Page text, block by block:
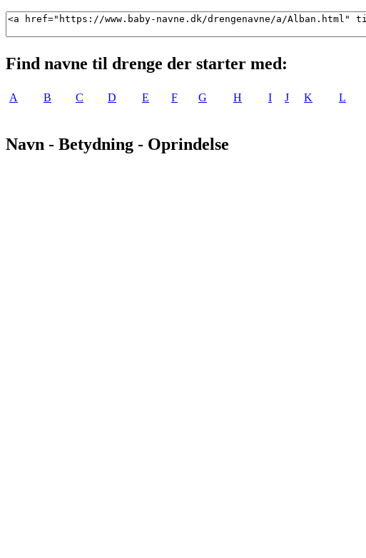
Find navne til drenge der starter med:
A B C D E F G H I J K L
Navn - Betydning - Oprindelse